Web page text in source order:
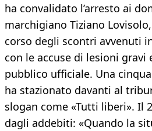
ha convalidato l’arresto ai
marchigiano Tiziano
corso degli scontri avvenuti
con le accuse di lesioni gravi
pubblico ufficiale. Una
ha stazionato davanti al
slogan come «Tutti liberi». Il
dagli addebiti: «Quando la